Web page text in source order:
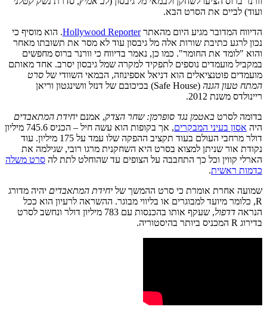
ועוד) לביים את הסרט הבא.
הדיווח המדובר מגיע היום מהאתרHollywood Reporter. הוא מוסיף כי
נכון לרגע כתיבת שורות אלה מל גיבסון עוד לא מסר את תשובתו מאחר
והוא "לומד את החומר". כמו כן, נאמר בדיווח כי וורנר ברוס מחפשים
במקביל מועמדים נוספים לתפקיד למקרה שמל גיבסון יסרב. אחד מאותם
מועמדים פוטנציאלים הוא דניאל אספינוזה, הבמאי השוודי של סרט
המתח טעון הגנה
(Safe House) בכיכובם של דנזל וושינגטון וריאן
ריינולדס משנת 2012.
בדומה לסרט באטמן נגד סופרמן: שחר הצדק, אמנם יחידת המתאבדים
היה אסון בעיני המבקרים
, אך בקופות הוא עשה חיל – הכניס 745.6 מיליון
דולר מרחבי העולם בעוד תקציב ההפקה שלו עמד על 175 מיליון. עוד
נקודת אור שניתן למצוא בסרט היא השחקנית מרגו רובי, שגילמה את
הארלי קווין וכל כך התחבבה על הצופים עד שהוחלט לתת לה סרט משלה
כדמות ראשית.
שמועה אחרת אומרת כי סרט ההמשך של יחידת המתאבדים יהיה מדורג
R, כלומר מיועד למבוגרים או בליווי מבוגר. ההשראה לרעיון הוא ככל
הנראה דדפול
, שעקף אותו בהכנסות עם 783 מיליון דולר ונחשב לסרט
בדירוג R המכניס ביותר בהיסטוריה.